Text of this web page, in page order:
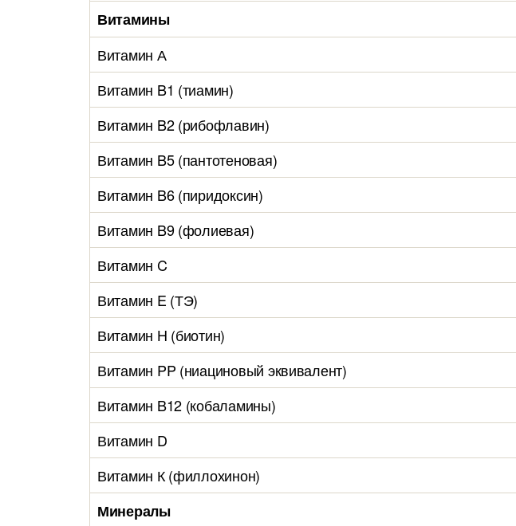
Витамины
Витамин А
Витамин B1 (тиамин)
Витамин B2 (рибофлавин)
Витамин B5 (пантотеновая)
Витамин B6 (пиридоксин)
Витамин B9 (фолиевая)
Витамин C
Витамин E (ТЭ)
Витамин H (биотин)
Витамин PP (ниациновый эквивалент)
Витамин B12 (кобаламины)
Витамин D
Витамин К (филлохинон)
Минералы